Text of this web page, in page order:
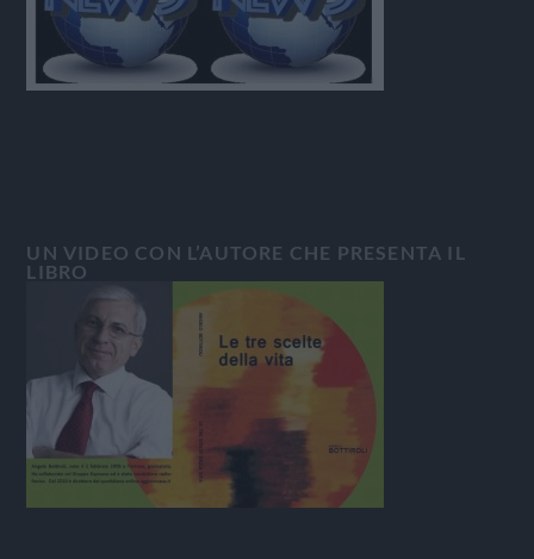
UN VIDEO CON L’AUTORE CHE PRESENTA IL
LIBRO